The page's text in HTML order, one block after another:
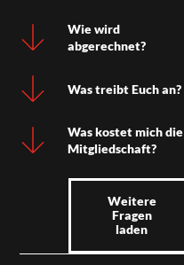
Wie wird
abgerechnet?
Was treibt Euch an?
Was kostet mich die
Mitgliedschaft?
Weitere
Fragen
laden